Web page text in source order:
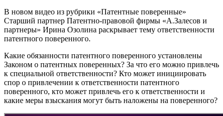
В новом видео из рубрики «Патентные поверенные»
Старший партнер Патентно-правовой фирмы «А.Залесов и
партнеры» Ирина Озолина раскрывает тему ответственности
патентного поверенного.
Какие обязанности патентного поверенного установлены
Законом о патентных поверенных? За что его можно привлечь
к специальной ответственности? Кто может инициировать
спор о привлечении к ответственности патентного
поверенного, кто может привлечь его к ответственности и
какие меры взыскания могут быть наложены на поверенного?